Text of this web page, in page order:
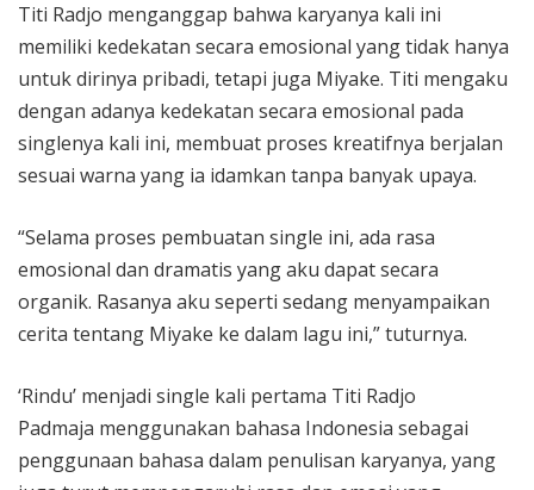
Titi Radjo menganggap bahwa karyanya kali ini
memiliki kedekatan secara emosional yang tidak hanya
untuk dirinya pribadi, tetapi juga Miyake. Titi mengaku
dengan adanya kedekatan secara emosional pada
singlenya kali ini, membuat proses kreatifnya berjalan
sesuai warna yang ia idamkan tanpa banyak upaya.
“Selama proses pembuatan single ini, ada rasa
emosional dan dramatis yang aku dapat secara
organik. Rasanya aku seperti sedang menyampaikan
cerita tentang Miyake ke dalam lagu ini,” tuturnya.
‘Rindu’ menjadi single kali pertama Titi Radjo
Padmaja menggunakan bahasa Indonesia sebagai
penggunaan bahasa dalam penulisan karyanya, yang